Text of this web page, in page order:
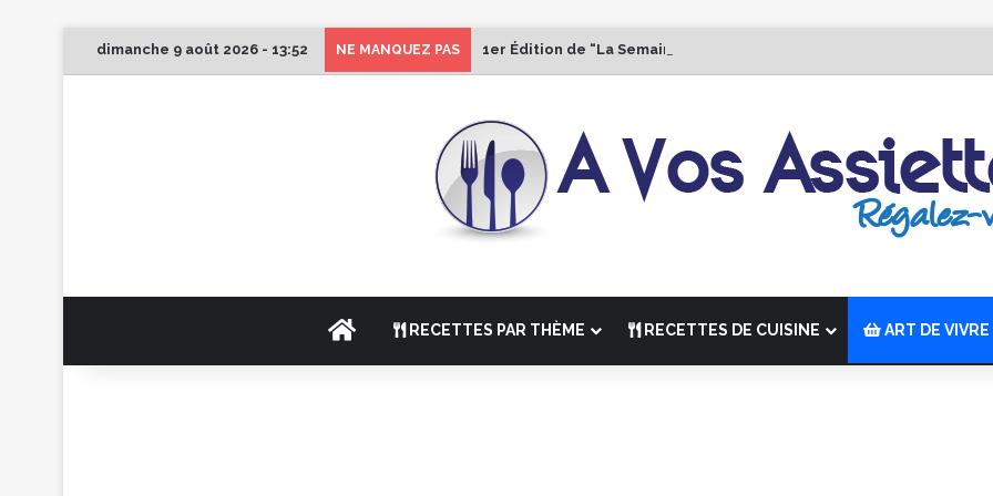
dimanche 9 août 2026 - 13:52 NE MANQUEZ PAS 1er Édition de “La Semaine des Chefs” du 19 au 24 octobre 2026
ACCUEILRECETTES PAR THÈME RECETTES DE CUISINE ART DE VIVRE